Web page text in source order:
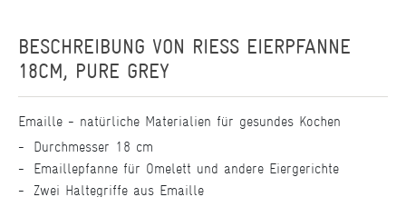
BESCHREIBUNG VON RIESS EIERPFANNE
18CM, PURE GREY
Emaille - natürliche Materialien für gesundes Kochen
Durchmesser 18 cm
Emaillepfanne für Omelett und andere Eiergerichte
Zwei Haltegriffe aus Emaille